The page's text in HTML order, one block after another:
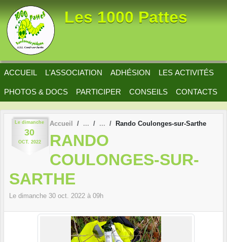
Les 1000 Pattes
ACCUEIL L'ASSOCIATION ADHÉSION LES ACTIVITÉS
PHOTOS & DOCS PARTICIPER CONSEILS CONTACTS
Le dimanche
30
OCT. 2022
Accueil Rando Coulonges-sur-Sarthe
RANDO
COULONGES-SUR-
SARTHE
Le dimanche 30 oct. 2022 à 09h
Panneau de gestion des cookies